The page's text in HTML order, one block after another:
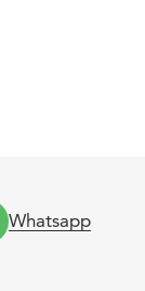
Whatsapp